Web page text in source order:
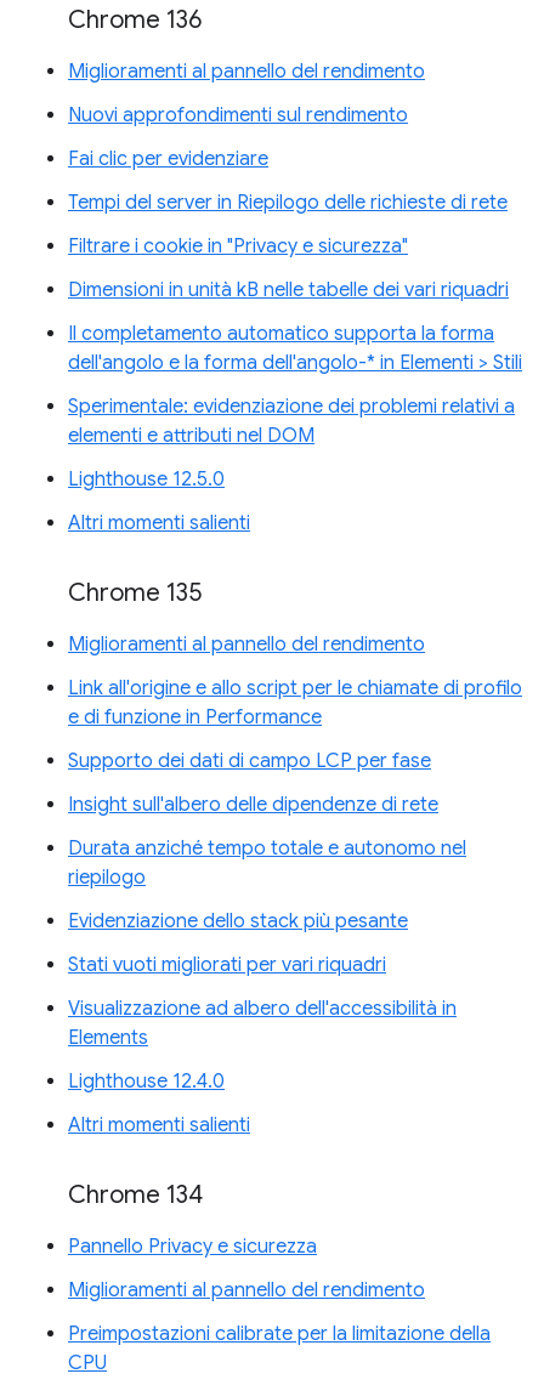
Chrome 136
Miglioramenti al pannello del rendimento
Nuovi approfondimenti sul rendimento
Fai clic per evidenziare
Tempi del server in Riepilogo delle richieste di rete
Filtrare i cookie in "Privacy e sicurezza"
Dimensioni in unità kB nelle tabelle dei vari riquadri
Il completamento automatico supporta la forma
dell'angolo e la forma dell'angolo-* in Elementi > Stili
Sperimentale: evidenziazione dei problemi relativi a
elementi e attributi nel DOM
Lighthouse 12.5.0
Altri momenti salienti
Chrome 135
Miglioramenti al pannello del rendimento
Link all'origine e allo script per le chiamate di profilo
e di funzione in Performance
Supporto dei dati di campo LCP per fase
Insight sull'albero delle dipendenze di rete
Durata anziché tempo totale e autonomo nel
riepilogo
Evidenziazione dello stack più pesante
Stati vuoti migliorati per vari riquadri
Visualizzazione ad albero dell'accessibilità in
Elements
Lighthouse 12.4.0
Altri momenti salienti
Chrome 134
Pannello Privacy e sicurezza
Miglioramenti al pannello del rendimento
Preimpostazioni calibrate per la limitazione della
CPU